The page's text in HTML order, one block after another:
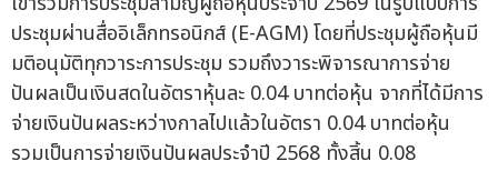
ประชุมผ่านสื่ออิเล็กทรอนิกส์ (E-AGM) โดยที่ประชุมผู้ถือหุ้นมี
มติอนุมัติทุกวาระการประชุม รวมถึงวาระพิจารณาการจ่าย
ปันผลเป็นเงินสดในอัตราหุ้นละ 0.04 บาทต่อหุ้น จากที่ได้มีการ
จ่ายเงินปันผลระหว่างกาลไปแล้วในอัตรา 0.04 บาทต่อหุ้น
รวมเป็นการจ่ายเงินปันผลประจำปี 2568 ทั้งสิ้น 0.08